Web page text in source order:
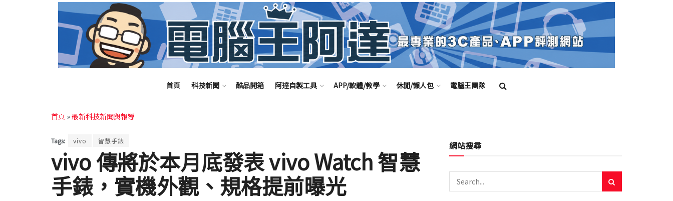
首頁 科技新聞 酷品開箱 阿達自製工具 APP/軟體/教學 休閒/懶人包 電腦王團隊
首頁 »最新科技新聞與報導
Tags: vivo 智慧手錶
vivo 傳將於本月底發表 vivo Watch 智慧
手錶，實機外觀、規格提前曝光
網站搜尋